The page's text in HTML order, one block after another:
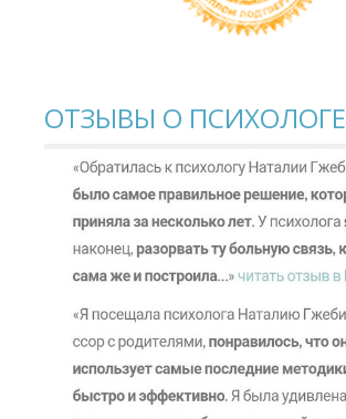
ОТЗЫВЫ О ПСИХОЛОГЕ